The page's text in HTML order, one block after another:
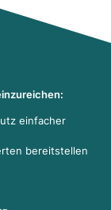
einfacher
bereitstellen